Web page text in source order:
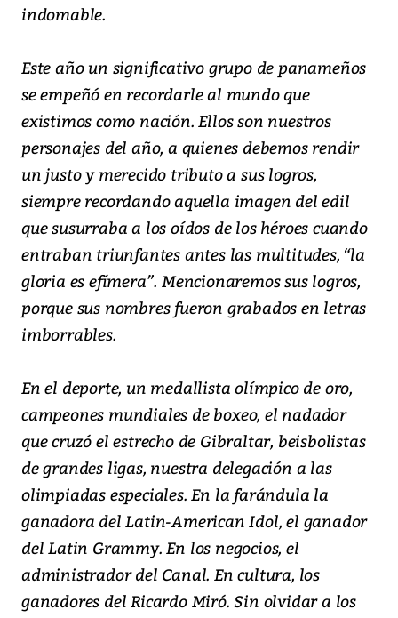
indomable.
Este año un significativo grupo de panameños
se empeñó en recordarle al mundo que
existimos como nación. Ellos son nuestros
personajes del año, a quienes debemos rendir
un justo y merecido tributo a sus logros,
siempre recordando aquella imagen del edil
que susurraba a los oídos de los héroes cuando
entraban triunfantes antes las multitudes, “la
gloria es efímera”. Mencionaremos sus logros,
porque sus nombres fueron grabados en letras
imborrables.
En el deporte, un medallista olímpico de oro,
campeones mundiales de boxeo, el nadador
que cruzó el estrecho de Gibraltar, beisbolistas
de grandes ligas, nuestra delegación a las
olimpiadas especiales. En la farándula la
ganadora del Latin-American Idol, el ganador
del Latin Grammy. En los negocios, el
administrador del Canal. En cultura, los
ganadores del Ricardo Miró. Sin olvidar a los